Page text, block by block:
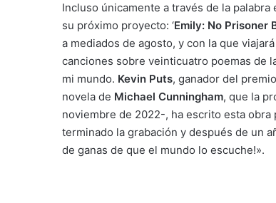
Incluso únicamente a través de la
su próximo proyecto: ‘Emily: No Prisoner
a mediados de agosto, y con la que
canciones sobre veinticuatro poemas de
mi mundo. Kevin Puts, ganador del
novela de Michael Cunningham, que la
noviembre de 2022-, ha escrito esta obra
terminado la grabación y después de un
de ganas de que el mundo lo escuche!».